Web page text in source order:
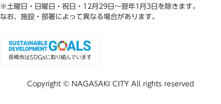
※土曜日・日曜日・祝日・12月29日～翌年1月3日を除きます。
なお、施設・部署によって異なる場合があります。
Copyright © NAGASAKI CITY All rights reserved